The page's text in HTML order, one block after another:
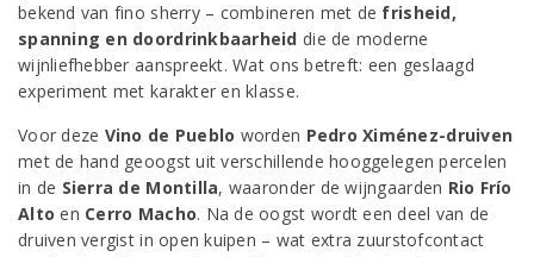
bekend van fino sherry – combineren met de frisheid,
spanning en doordrinkbaarheid die de moderne
wijnliefhebber aanspreekt. Wat ons betreft: een geslaagd
experiment met karakter en klasse.
Voor deze Vino de Pueblo worden Pedro Ximénez-druiven
met de hand geoogst uit verschillende hooggelegen percelen
in de Sierra de Montilla, waaronder de wijngaarden Rio Frío
Alto en Cerro Macho. Na de oogst wordt een deel van de
druiven vergist in open kuipen – wat extra zuurstofcontact